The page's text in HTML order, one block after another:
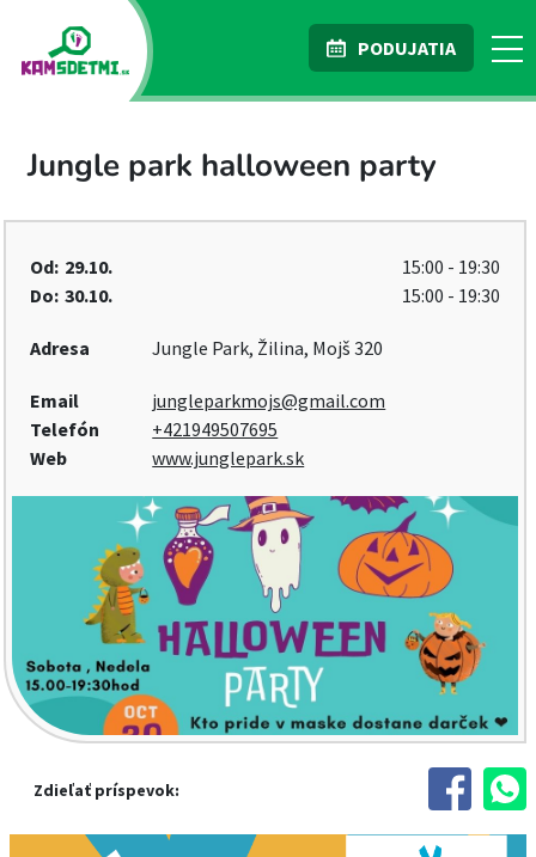
PODUJATIA
Jungle park halloween party
Od: 29.10.
15:00 - 19:30
Do: 30.10. 15:00 - 19:30
Adresa Jungle Park, Žilina, Mojš 320
Email
jungleparkmojs@gmail.com
Telefón
+421949507695
Web
www.junglepark.sk
Zdieľať príspevok: